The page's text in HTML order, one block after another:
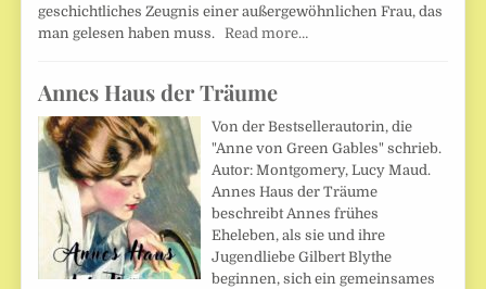
geschichtliches Zeugnis einer außergewöhnlichen Frau, das
man gelesen haben muss.Read more…
Annes Haus der Träume
Von der Bestsellerautorin, die
"Anne von Green Gables" schrieb.
Autor: Montgomery, Lucy Maud.
Annes Haus der Träume
beschreibt Annes frühes
Eheleben, als sie und ihre
Jugendliebe Gilbert Blythe
beginnen, sich ein gemeinsames